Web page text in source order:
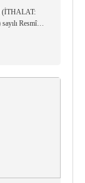
(İTHALAT:
Resmî